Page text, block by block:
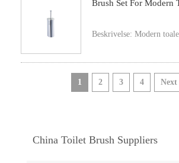
Brush Set For Modern
Beskrivelse: Modern
1 2 3 4 Next
China Toilet Brush Suppliers